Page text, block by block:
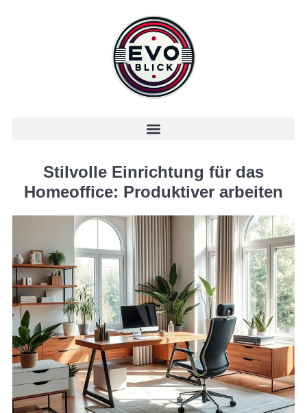
Stilvolle Einrichtung für das
Homeoffice: Produktiver arbeiten